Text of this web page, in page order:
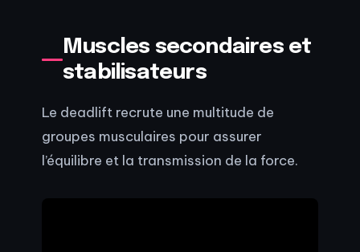
Muscles secondaires et
stabilisateurs
Le deadlift recrute une multitude de
groupes musculaires pour assurer
l’équilibre et la transmission de la force.